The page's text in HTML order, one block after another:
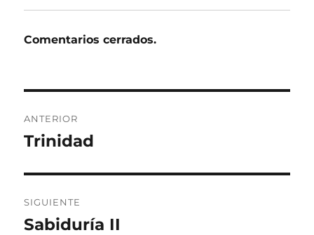
Comentarios cerrados.
de
ANTERIOR
Entrada
Trinidad
SIGUIENTE
Entrada
Sabiduría II